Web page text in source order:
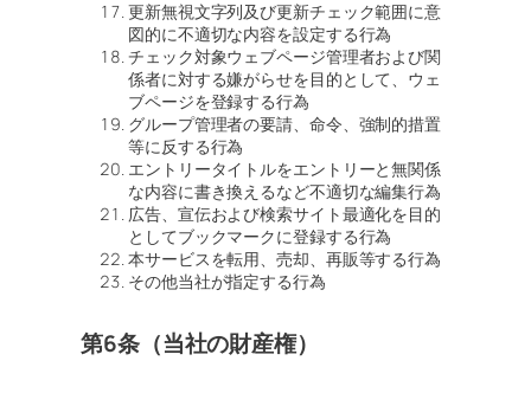
更新無視文字列及び更新チェック範囲に意
図的に不適切な内容を設定する行為
チェック対象ウェブページ管理者および関
係者に対する嫌がらせを目的として、ウェ
ブページを登録する行為
グループ管理者の要請、命令、強制的措置
等に反する行為
エントリータイトルをエントリーと無関係
な内容に書き換えるなど不適切な編集行為
広告、宣伝および検索サイト最適化を目的
としてブックマークに登録する行為
本サービスを転用、売却、再販等する行為
その他当社が指定する行為
第6条（当社の財産権）